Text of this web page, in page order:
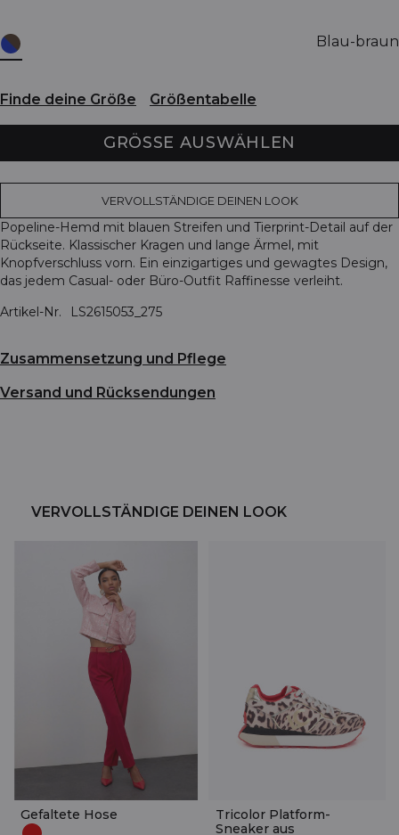
Blau-braun
Finde deine Größe Größentabelle
GRÖSSE AUSWÄHLEN
VERVOLLSTÄNDIGE DEINEN LOOK
Popeline-Hemd mit blauen Streifen und Tierprint-Detail auf der
Rückseite. Klassischer Kragen und lange Ärmel, mit
Knopfverschluss vorn. Ein einzigartiges und gewagtes Design,
das jedem Casual- oder Büro-Outfit Raffinesse verleiht.
Artikel-Nr.
LS2615053_275
Zusammensetzung und Pflege
Versand und Rücksendungen
VERVOLLSTÄNDIGE DEINEN LOOK
Gefaltete Hose
Tricolor Platform-
Sneaker aus